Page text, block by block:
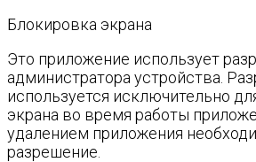
Блокировка экрана
Это приложение использует
администратора устройства.
используется исключительно
экрана во время работы
удалением приложения
разрешение.